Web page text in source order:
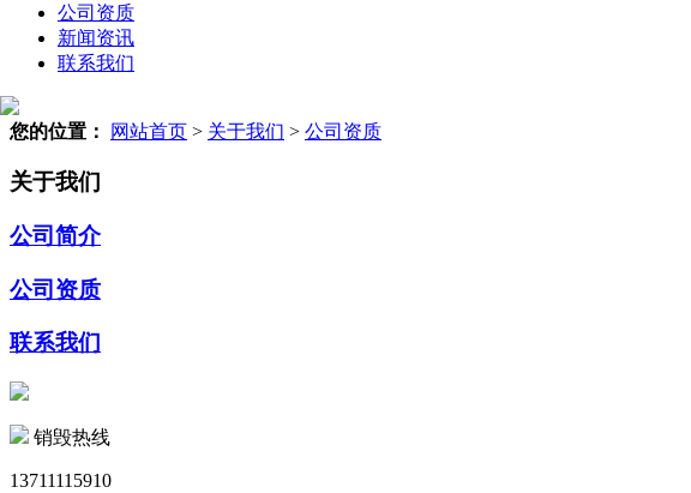
公司资质
新闻资讯
联系我们
您的位置： 网站首页 > 关于我们 > 公司资质
关于我们
公司简介
公司资质
联系我们
销毁热线
13711115910